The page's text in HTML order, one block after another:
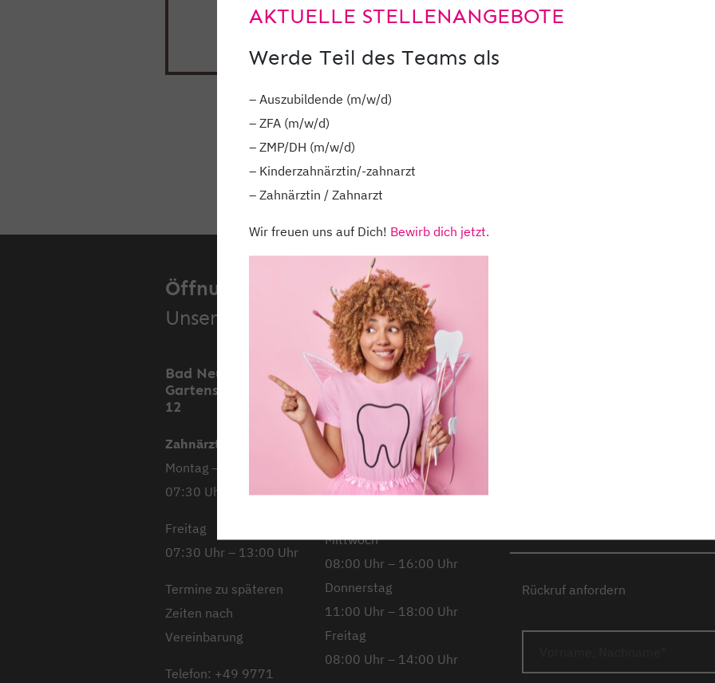
Hier der
Öffnungszeiten.
Unsere Standorte.
Bad Neustadt,
Gartenstraße 11 &
12
Zahnärztliche Praxis
Montag – Donnerstag
07:30 Uhr – 18:00 Uhr
Freitag
07:30 Uhr – 13:00 Uhr
Termine zu späteren
Zeiten nach
Vereinbarung
Telefon: +49 9771
Mellrichstadt,
Stockheimer
Straße 12
Montag
08:00 Uhr – 14:00 Uhr
Dienstag
Mittwoch
08:00 Uhr – 16:00 Uhr
Donnerstag
11:00 Uhr – 18:00 Uhr
Freitag
08:00 Uhr – 14:00 Uhr
Rückruf anfordern
AKTUELLE STELLENANGEBOTE
Werde Teil des Teams als
– Auszubildende (m/w/d)
– ZFA (m/w/d)
– ZMP/DH (m/w/d)
– Kinderzahnärztin/-zahnarzt
– Zahnärztin / Zahnarzt
Wir freuen uns auf Dich! Bewirb dich jetzt.